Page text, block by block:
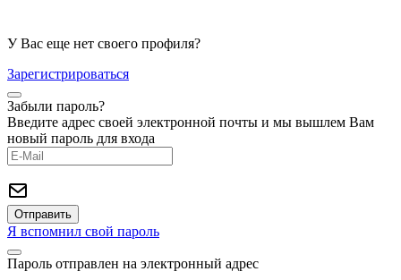
У Вас еще нет своего профиля?
Зарегистрироваться
Забыли пароль?
Введите адрес своей электронной почты и мы вышлем Вам
новый пароль для входа
Я вспомнил свой пароль
Пароль отправлен на электронный адрес